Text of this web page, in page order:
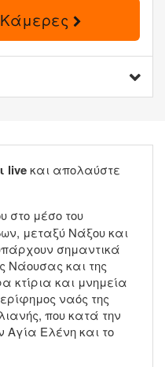
liveκαι απολαύστε
στο μέσο του
μεταξύ Νάξου και
σημαντικά
Νάουσας και της
κτίρια και μνημεία
ναός της
που κατά την
Aγία Ελένη και τo